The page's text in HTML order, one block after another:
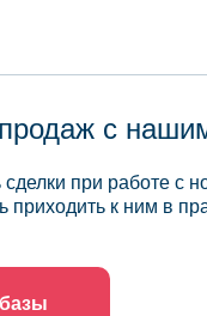
с
при работе
приходить к ним в